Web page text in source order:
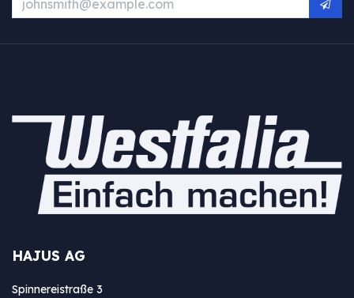
HAJUS AG
Spinnereistraße 3